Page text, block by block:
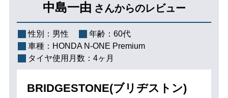
中島一由 さんからのレビュー
性別： 男性 年齢： 60代
車種： HONDA N-ONE Premium
タイヤ使用月数： 4ヶ月
BRIDGESTONE(ブリヂストン)